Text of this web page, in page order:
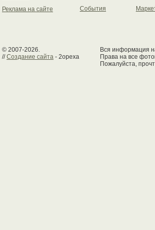
Реклама на сайте
События
© 2007-2026.
//Создание сайта - 2opexa
Вся информация
Права на все
Пожалуйста,